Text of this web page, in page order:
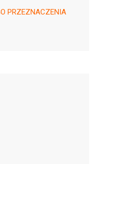
PRZEZNACZENIA